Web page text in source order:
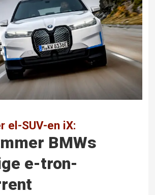
el-SUV-en iX:
BMWs
e-tron-